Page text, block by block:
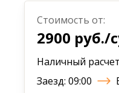
Стоимость от:
2900 руб./
Наличный
Заезд: 09:00